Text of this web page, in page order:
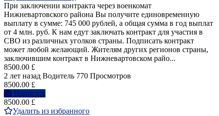
При заключении контракта через военкомат
Нижневартовского района Вы получите единовременную
выплату в сумме: 745 000 рублей, а общая сумма в год выплат
от 4 млн. руб. К нам едут заключать контракт для участия в
СВО из различных уголков страны. Подписать контракт
может любой желающий. Жителям других регионов страны,
заключившим контракт в Нижневартовском райо...
8500.00 £
2 лет назад Водитель 770 Просмотров
8500.00 £
Написать
8500.00 £
Удалить из избранного